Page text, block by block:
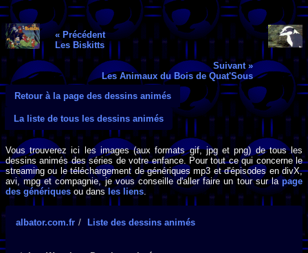
« Précédent
Les Biskitts
Suivant »
Les Animaux du Bois de Quat'Sous
Retour à la page des dessins animés
La liste de tous les dessins animés
Vous trouverez ici les images (aux formats gif, jpg et png) de tous les
dessins animés des séries de votre enfance. Pour tout ce qui concerne le
streaming ou le téléchargement de génériques mp3 et d'épisodes en divX,
avi, mpg et compagnie, je vous conseille d'aller faire un tour sur la page
des génériques ou dansles liens
albator.com.fr Liste des dessins animés